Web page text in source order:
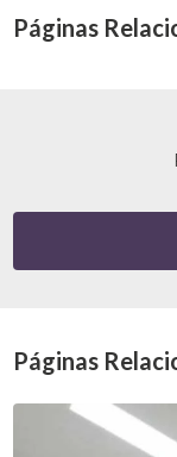
Páginas
Páginas